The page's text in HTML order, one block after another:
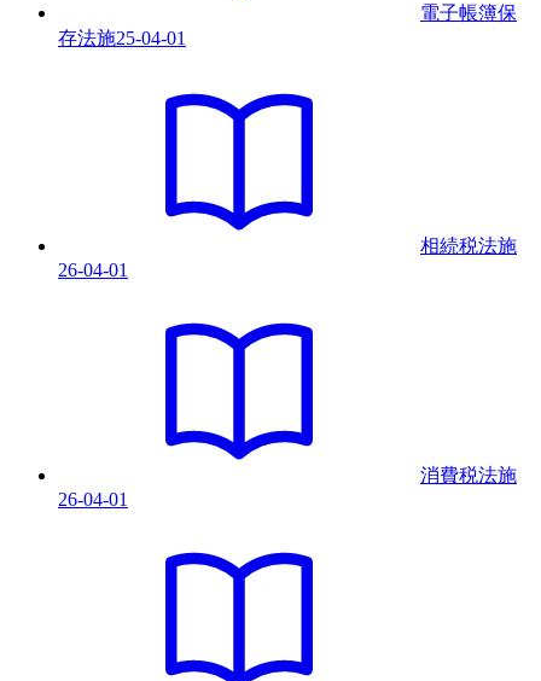
電子帳簿保
存法施25-04-01
相続税法施
26-04-01
消費税法施
26-04-01